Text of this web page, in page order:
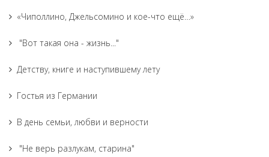
«Чиполлино, Джельсомино и кое-что ещё…»
"Вот такая она - жизнь..."
Детству, книге и наступившему лету
Гостья из Германии
В день семьи, любви и верности
"Не верь разлукам, старина"